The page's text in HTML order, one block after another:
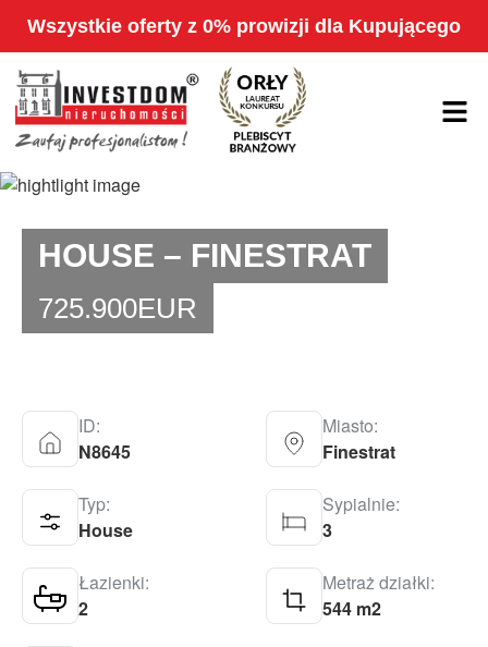
Wszystkie oferty z 0% prowizji dla Kupującego
HOUSE – FINESTRAT
725.900EUR
ID:
N8645
Miasto:
Finestrat
Typ:
House
Sypialnie:
3
Łazienki:
2
Metraż działki:
544 m2